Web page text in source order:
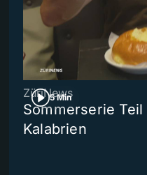
5 Min
ZüriNews
Sommerserie
Kalabrien